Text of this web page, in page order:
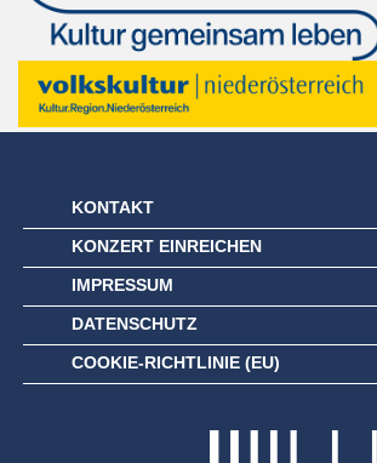
KONTAKT
KONZERT EINREICHEN
IMPRESSUM
DATENSCHUTZ
COOKIE-RICHTLINIE (EU)